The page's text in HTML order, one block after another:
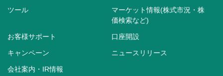
ツール
マーケット情報(株式市況・株
価検索など)
お客様サポート 口座開設
キャンペーン ニュースリリース
会社案内・IR情報